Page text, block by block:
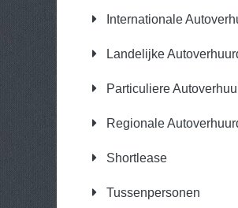
Internationale
Landelijke
Particuliere
Regionale
Shortlease
Tussenpersonen